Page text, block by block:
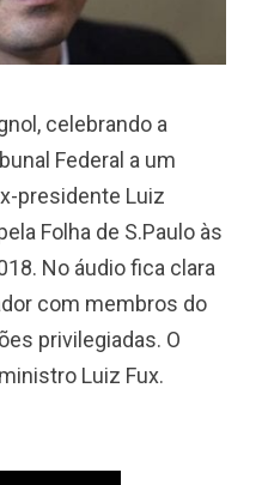
celebrando a
Federal a um
presidente Luiz
Folha de S.Paulo às
No áudio fica clara
com membros do
privilegiadas. O
Luiz Fux.